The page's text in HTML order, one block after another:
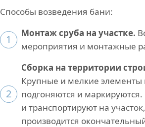
Способы возведения бани:
1 Монтаж сруба на участке.
мероприятия и монтажные
2
Сборка на территории
Крупные и мелкие элементы
подгоняются и
и транспортируют на
производится